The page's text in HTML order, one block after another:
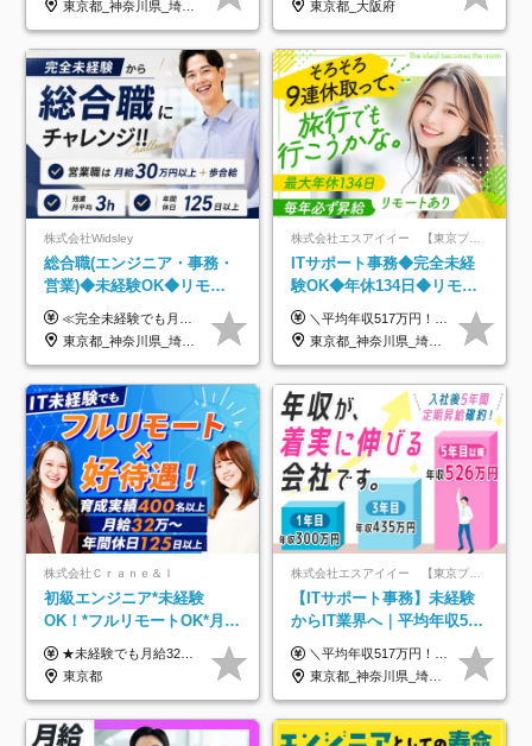
制度
東京都_神奈川県_埼玉県_千葉県_大阪府_愛知県_北海道_青森県_岩手県_宮城県_秋田県_山形県_福島県_茨城県_栃木県_群馬県_新潟県_山梨県_長野県_富山県_石川県_福井県_静岡県_岐阜県_三重県_兵庫県_京都府_滋賀県_奈良県_和歌山県_広島県_岡山県_鳥取県_島根県_山口県_徳島県_香川県_愛媛県_高知県_福岡県_熊本県_佐賀県_長崎県_大分県_宮崎県_鹿児島県_沖縄県 東京都_大阪府
株式会社Widsley
総合職(エンジニア・事務・
営業)◆未経験OK◆リモー
トあり◆残業月3h◆服装髪
型自由
≪完全未経験でも月給40万円以上も可能です！≫ -------------- 【1】ITエンジニア 月給26万円～50万円＋プロジェクト手当＋資格手当 【2】IT事務、営業事務 月給26万円～50万円＋プロジェクト手当＋資格手当 ≪【1】【2】共通≫ ★上記給与には固定残業代20時間分(月3万719円～)を含みます。残業が超過した場合は、追加支給します(残業は月平均3時間とほぼ発生しません。残業がなくても、固定残業代は支給されます) ★試用期間6ヵ月あり（期間中は月給23万1000円～。固定残業代20時間分3万719円～を含む／超過分は別途支給） -------------- 【3】SES営業、SaaS営業 月給30万円以上＋インセンティブ＋各種手当 ★上記給与には固定残業代45時間分(月7万6967円～)を含みます。残業が超過した場合は、追加支給します(残業は月平均3時間とほぼ発生しません。残業がなくても、固定残業代は支給されます) ★試用期間6ヵ月あり(期間中も給与や福利厚生は同じです)
東京都_神奈川県_埼玉県_千葉県_大阪府_愛知県_北海道_青森県_岩手県_宮城県_秋田県_山形県_福島県_茨城県_栃木県_群馬県_新潟県_山梨県_長野県_富山県_石川県_福井県_静岡県_岐阜県_三重県_兵庫県_京都府_滋賀県_奈良県_和歌山県_広島県_岡山県_鳥取県_島根県_山口県_徳島県_香川県_愛媛県_高知県_福岡県_熊本県_佐賀県_長崎県_大分県_宮崎県_鹿児島県_沖縄県
株式会社エスアイイー 【東京プロマーケット上場】
ITサポート事務◆完全未経
験OK◆年休134日◆リモー
トOK◆残業月7h以下◆賞与
年3回◆5年目まで必ず昇給
＼平均年収517万円！入社5年目まで毎年必ず昇給／ ■賞与年3回 ■年収800万円以上も可 ■入社3年以上の平均年収469.2万円 月給23万2000円以上＋賞与年3回＋各種手当 ☆入社5年目まで最大1万5000円の定期昇給を確約 ┃各種手当充実 ・規定の資格を取得すれば、2000円～5万円を毎月支給（2万4000円～60万円／年） ・研修中に取得した取得率95％の資格でも研修後の給料UP ※月給は年齢・経験・能力を考慮して、優遇いたします ※上記月給金額は固定残業代（20時間/3万1300円円以上）を含み、超過分は別途支給いたします ※試用期間（6ヶ月）は月給に変動はありますが、その他待遇に差異はありません ├入社後1ヶ月～3ヶ月間は、月給20万1900円となります └上記金額は固定残業代（10時間／1万6000円）を含み、超過分は別途支給いたします
東京都_神奈川県_埼玉県_千葉県_大阪府_愛知県_北海道_青森県_岩手県_宮城県_秋田県_山形県_福島県_茨城県_栃木県_群馬県_新潟県_山梨県_長野県_富山県_石川県_福井県_静岡県_岐阜県_三重県_兵庫県_京都府_滋賀県_奈良県_和歌山県_広島県_岡山県_鳥取県_島根県_山口県_徳島県_香川県_愛媛県_高知県_福岡県_熊本県_佐賀県_長崎県_大分県_宮崎県_鹿児島県_沖縄県
株式会社Ｃｒａｎｅ＆Ｉ
初級エンジニア*未経験
OK！*フルリモートOK*月給
32万～*残業月9.8h*1ヶ月の
研修*資格取得率100％
★未経験でも月給32万円スタート★ 月収32万円～35万円＋各種手当（資格手当だけで毎月15万の上乗せ実績あり！） ★資格手当豊富！1資格につき最大3万円支給 ★功績手当の導入で、毎月のお給与に上乗せで最大10万円支給している社員も！ ★1回の昇級で年収数十万UPも可 ★ゆくゆくは年収1000万以上も目指せる 年俸384万円～1,162万8,000円（12分割） ※経験・スキルを考慮の上決定します ※上記金額には固定残業代（月30h分・60,800円～66,500円）を含みます ※超過分は別途全額支給します ※試用期間2ヶ月間あり（その他待遇に差異はありません）
東京都
株式会社エスアイイー 【東京プロマーケット上場】
【ITサポート事務】未経験
からIT業界へ｜平均年収517
万円｜ホワイト企業認定｜
年休134日｜リモートOK
＼平均年収517万円！入社5年目まで毎年必ず昇給／ ■賞与年3回 ■年収800万円以上も可 ■入社3年以上の平均年収469.2万円 月給23万2000円以上＋賞与年3回＋各種手当 ☆入社5年目まで最大1万5000円の定期昇給を確約 ┃各種手当充実 ・規定の資格を取得すれば、2000円～5万円を毎月支給（2万4000円～60万円／年） ・研修中に取得した取得率95％の資格でも研修後の給料UP ※月給は年齢・経験・能力を考慮して、優遇いたします ※上記月給金額は固定残業代（20時間/3万1300円円以上）を含み、超過分は別途支給いたします ※試用期間（6ヶ月）は月給に変動はありますが、その他待遇に差異はありません ├入社後1ヶ月～3ヶ月間は、月給20万1900円となります └上記金額は固定残業代（10時間／1万6000円）を含み、超過分は別途支給いたします
東京都_神奈川県_埼玉県_千葉県_大阪府_愛知県_北海道_青森県_岩手県_宮城県_秋田県_山形県_福島県_茨城県_栃木県_群馬県_新潟県_山梨県_長野県_富山県_石川県_福井県_静岡県_岐阜県_三重県_兵庫県_京都府_滋賀県_奈良県_和歌山県_広島県_岡山県_鳥取県_島根県_山口県_徳島県_香川県_愛媛県_高知県_福岡県_熊本県_佐賀県_長崎県_大分県_宮崎県_鹿児島県_沖縄県